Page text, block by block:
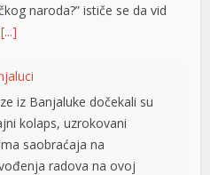
naroda?” ističe se da vid
[...]
iz Banjaluke dočekali su
kolaps, uzrokovani
saobraćaja na
radova na ovoj